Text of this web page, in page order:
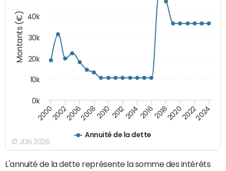
Montants (€)
Annuité de la dette
20002002200620082010 2012201420162018202020222024
0k
10k
20k
30k
40k
© JDN 2026
L'annuité de la dette représente la somme des intérêts